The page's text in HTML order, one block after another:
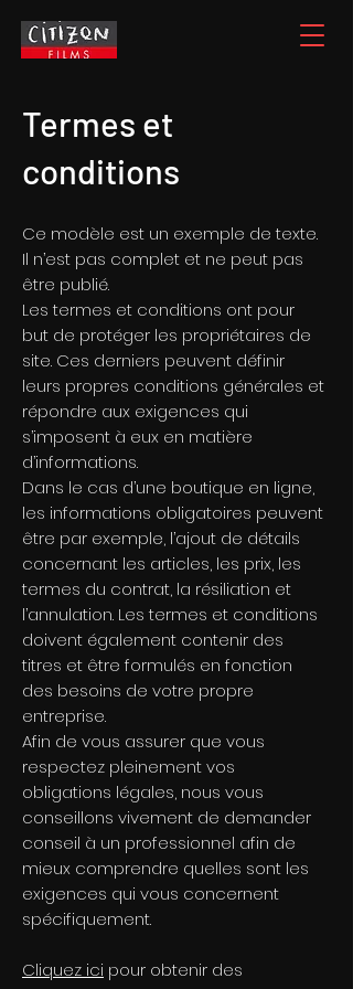
Termes et
conditions
Ce modèle est un exemple de texte.
Il n’est pas complet et ne peut pas
être publié.
Les termes et conditions ont pour
but de protéger les propriétaires de
site. Ces derniers peuvent définir
leurs propres conditions générales et
répondre aux exigences qui
s’imposent à eux en matière
d’informations.
Dans le cas d’une boutique en ligne,
les informations obligatoires peuvent
être par exemple, l’ajout de détails
concernant les articles, les prix, les
termes du contrat, la résiliation et
l’annulation. Les termes et conditions
doivent également contenir des
titres et être formulés en fonction
des besoins de votre propre
entreprise.
Afin de vous assurer que vous
respectez pleinement vos
obligations légales, nous vous
conseillons vivement de demander
conseil à un professionnel afin de
mieux comprendre quelles sont les
exigences qui vous concernent
spécifiquement.
Cliquez ici pour obtenir des